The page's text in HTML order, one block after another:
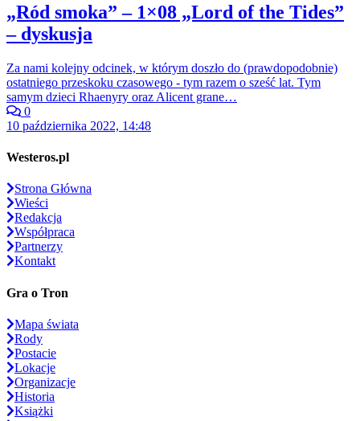
„Ród smoka” – 1×08 „Lord of the Tides”
– dyskusja
Za nami kolejny odcinek, w którym doszło do (prawdopodobnie)
ostatniego przeskoku czasowego - tym razem o sześć lat. Tym
samym dzieci Rhaenyry oraz Alicent grane…
0
10 października 2022, 14:48
Westeros.pl
Strona Główna
Wieści
Redakcja
Współpraca
Partnerzy
Kontakt
Gra o Tron
Mapa świata
Rody
Postacie
Lokacje
Organizacje
Historia
Książki